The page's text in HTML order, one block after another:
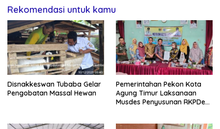
Rekomendasi untuk kamu
Disnakkeswan Tubaba Gelar
Pengobatan Massal Hewan
Pemerintahan Pekon Kota
Agung Timur Laksanaan
Musdes Penyusunan RKPDes